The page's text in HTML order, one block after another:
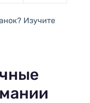
Изучите